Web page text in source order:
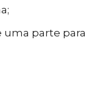
uma parte para